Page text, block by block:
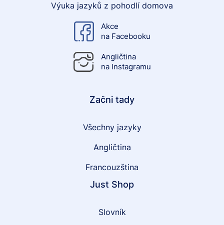
Výuka jazyků z pohodlí domova
Akce
na Facebooku
Angličtina
na Instagramu
Začni tady
Všechny jazyky
Angličtina
Francouzština
Just Shop
Slovník